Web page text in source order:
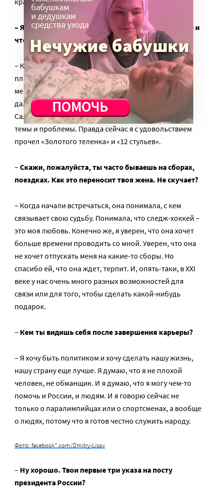
– Я знаю, ты увлекаешься компьютерными играми и
чтением. У тебя сейчас на это времени хватает?
– Компьютерные игры, наверное, ушли на второй
план. А вот читать я стараюсь не смотря на то, что у
меня есть и более важные дела. Книжку не убираю
далеко в ящик. Один из любимых писателей – это
Салтыков-Щедрин. Мне близка русская классика, ее
темы и проблемы. Правда сейчас я с удовольствием
прочел «Золотого теленка» и «12 стульев».
– Скажи, пожалуйста, ты часто бываешь на сборах,
поездках. Как это переносит твоя жена. Не скучает?
– Когда начали встречаться, она понимала, с кем
связывает свою судьбу. Понимала, что следж-хоккей –
это моя любовь. Конечно же, я уверен, что она хочет
больше времени проводить со мной. Уверен, что она
не хочет отпускать меня на какие-то сборы. Но
спасибо ей, что она ждет, терпит. И, опять-таки, в XXI
веке у нас очень много разных возможностей для
связи или для того, чтобы сделать какой-нибудь
подарок.
– Кем ты видишь себя после завершения карьеры?
– Я хочу быть политиком и хочу сделать нашу жизнь,
нашу страну еще лучше. Я думаю, что я не плохой
человек, не обманщик. И я думаю, что я могу чем-то
помочь и России, и людям. И я говорю сейчас не
только о паралимпийцах или о спортсменах, а вообще
о людях, потому что я готов честно служить народу.
Фото: facebook*.com/Dmitry-Lisov
– Нухорошо. Твои первые три указа на посту
президента России?